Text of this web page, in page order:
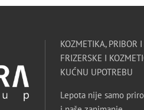
KOZMETIKA, PRIBOR
FRIZERSKE I
KUĆNU UPOTREBU
Lepota nije samo